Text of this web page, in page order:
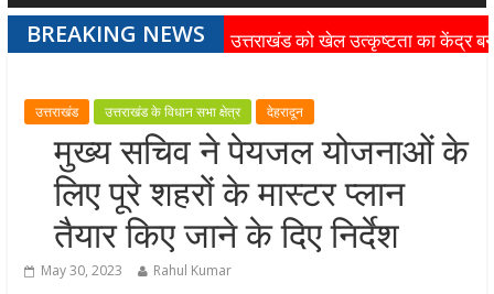
BREAKING NEWS
उत्तराखंड को खेल उत्कृष्टता का केंद्र
स्पोर्ट्स यूनिवर्सिटी परियोजना
खेल प्रतिभाओं को हरसंभव प्रोत्साहन
विश्वस्तरीय सुविधाएँ उपलब्ध कराना
की प्राथमिकता: मुख्यमंत्री धामी
राज्य के खिलाड़ियों ने अंतरराष्ट्रीय मंच
बढ़ाया उत्तराखंड का गौरव: मुख्यमंत्री
उत्तराखंड उत्तराखंड के विधान सभा क्षेत्र देहरादून
मुख्य सचिव ने पेयजल योजनाओं के
लिए पूरे शहरों के मास्टर प्लान
तैयार किए जाने के दिए निर्देश
May 30, 2023 Rahul Kumar